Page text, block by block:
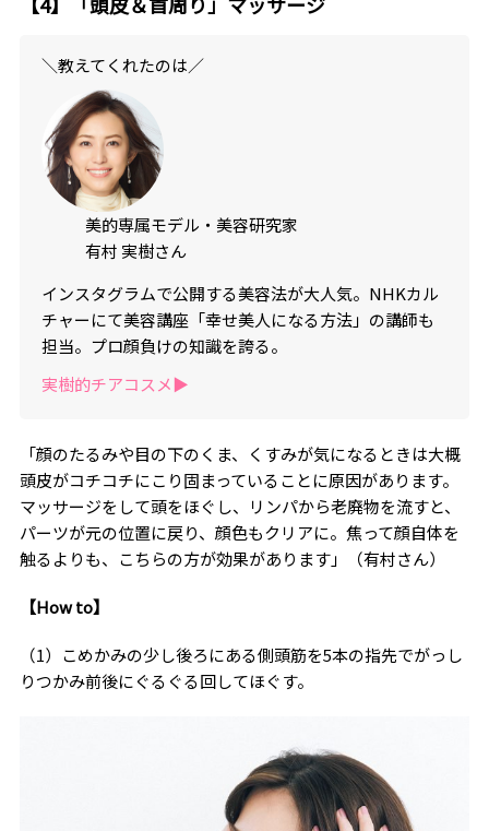
＼教えてくれたのは／
美的専属モデル・美容研究家
有村 実樹さん
インスタグラムで公開する美容法が大人気。NHKカル
チャーにて美容講座「幸せ美人になる方法」の講師も
担当。プロ顔負けの知識を誇る。
実樹的チアコスメ▶︎
「顔のたるみや目の下のくま、くすみが気になるときは大概
頭皮がコチコチにこり固まっていることに原因があります。
マッサージをして頭をほぐし、リンパから老廃物を流すと、
パーツが元の位置に戻り、顔色もクリアに。焦って顔自体を
触るよりも、こちらの方が効果があります」（有村さん）
【How to】
（1）こめかみの少し後ろにある側頭筋を5本の指先でがっし
りつかみ前後にぐるぐる回してほぐす。